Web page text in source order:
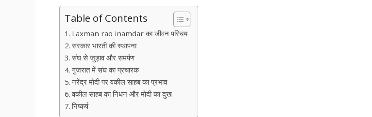
Table of Contents
Laxman rao inamdar का जीवन परिचय
सरकार भारती की स्थापना
संघ से जुड़ाव और समर्पण
गुजरात में संघ का प्रचारक
नरेंद्र मोदी पर वकील साहब का प्रभाव
वकील साहब का निधन और मोदी का दुख
निष्कर्ष